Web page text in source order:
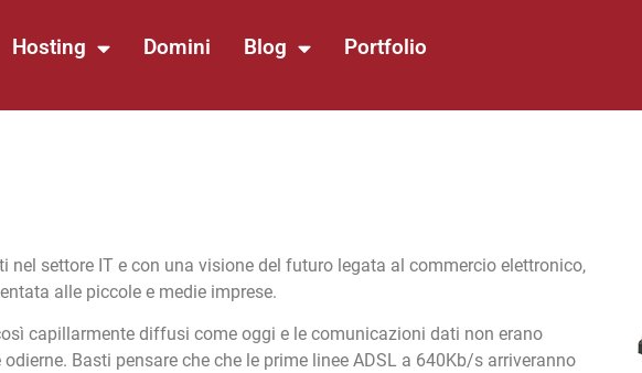
Hosting Domini Blog Portfolio
nel settore IT e con una visione del futuro legata al commercio elettronico,
alle piccole e medie imprese.
capillarmente diffusi come oggi e le comunicazioni dati non erano
Basti pensare che che le prime linee ADSL a 640Kb/s arriveranno